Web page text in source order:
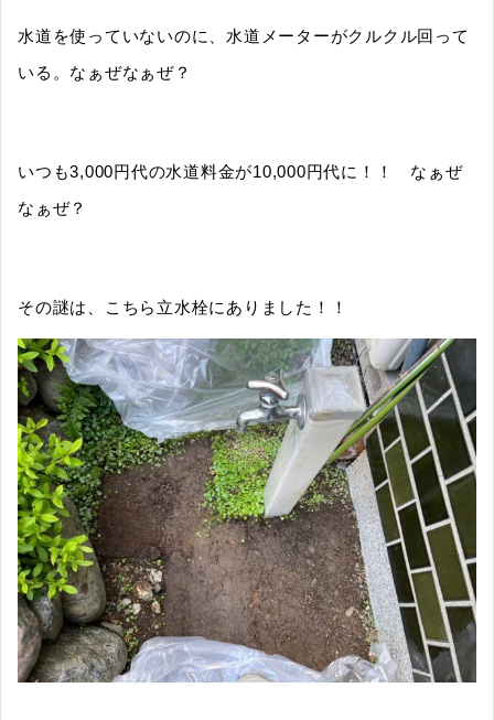
水道を使っていないのに、水道メーターがクルクル回って
いる。なぁぜなぁぜ？
いつも3,000円代の水道料金が10,000円代に！！ なぁぜ
なぁぜ？
その謎は、こちら立水栓にありました！！